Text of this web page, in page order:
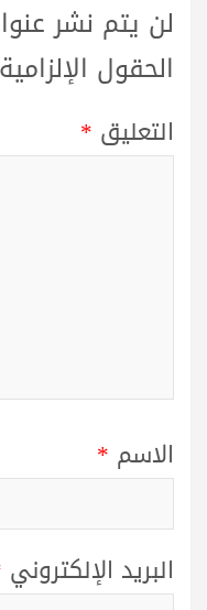
لن يتم نشر
الحقول
التعليق *
الاسم *
البريد الإلكتروني